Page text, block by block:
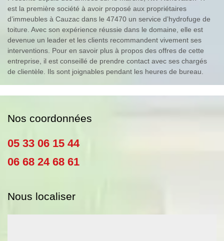
est la première société à avoir proposé aux propriétaires
d’immeubles à Cauzac dans le 47470 un service d’hydrofuge de
toiture. Avec son expérience réussie dans le domaine, elle est
devenue un leader et les clients recommandent vivement ses
interventions. Pour en savoir plus à propos des offres de cette
entreprise, il est conseillé de prendre contact avec ses chargés
de clientèle. Ils sont joignables pendant les heures de bureau.
Nos coordonnées
05 33 06 15 44
06 68 24 68 61
Nous localiser